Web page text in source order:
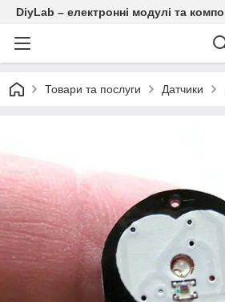
DiyLab – електронні модулі та
Товари та послуги Датчики